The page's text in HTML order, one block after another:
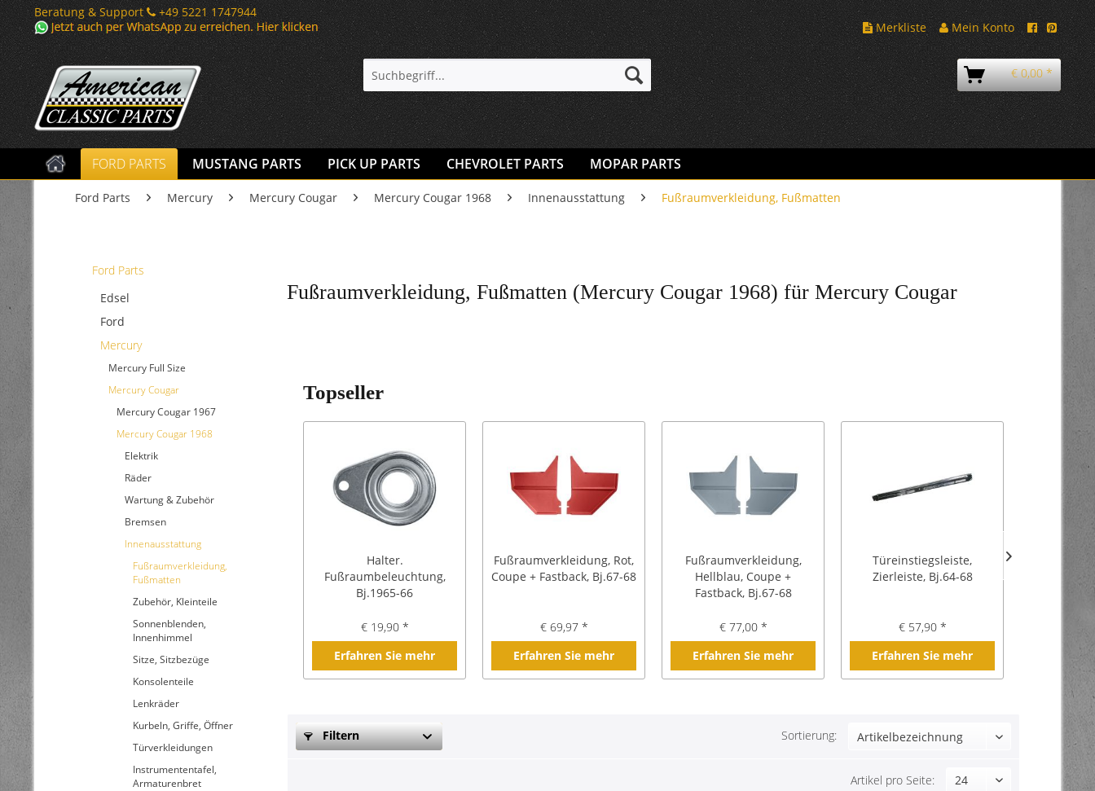
Beratung & Support
+49 5221 1747944
Merkliste
Mein Konto
€ 0,00 *
FORD PARTS MUSTANG PARTS PICK UP PARTS CHEVROLET PARTS MOPAR PARTS
Ford Parts Mercury Mercury Cougar Mercury Cougar 1968 Innenausstattung Fußraumverkleidung, Fußmatten
Ford Parts
Edsel
Ford
Mercury
Mercury Full Size
Mercury Cougar
Mercury Cougar 1967
Mercury Cougar 1968
Elektrik
Räder
Wartung & Zubehör
Bremsen
Innenausstattung
Fußraumverkleidung,
Fußmatten
Zubehör, Kleinteile
Sonnenblenden,
Innenhimmel
Sitze, Sitzbezüge
Konsolenteile
Lenkräder
Kurbeln, Griffe, Öffner
Türverkleidungen
Instrumententafel,
Armaturenbret
Fußraumverkleidung, Fußmatten (Mercury Cougar 1968) für Mercury Cougar
Topseller
Halter.
Fußraumbeleuchtung,
Bj.1965-66
€ 19,90 *
Erfahren Sie mehr
Fußraumverkleidung, Rot,
Coupe + Fastback, Bj.67-68
€ 69,97 *
Erfahren Sie mehr
Fußraumverkleidung,
Hellblau, Coupe +
Fastback, Bj.67-68
€ 77,00 *
Erfahren Sie mehr
Türeinstiegsleiste,
Zierleiste, Bj.64-68
€ 57,90 *
Erfahren Sie mehr
Filtern Sortierung:
Artikel pro Seite: